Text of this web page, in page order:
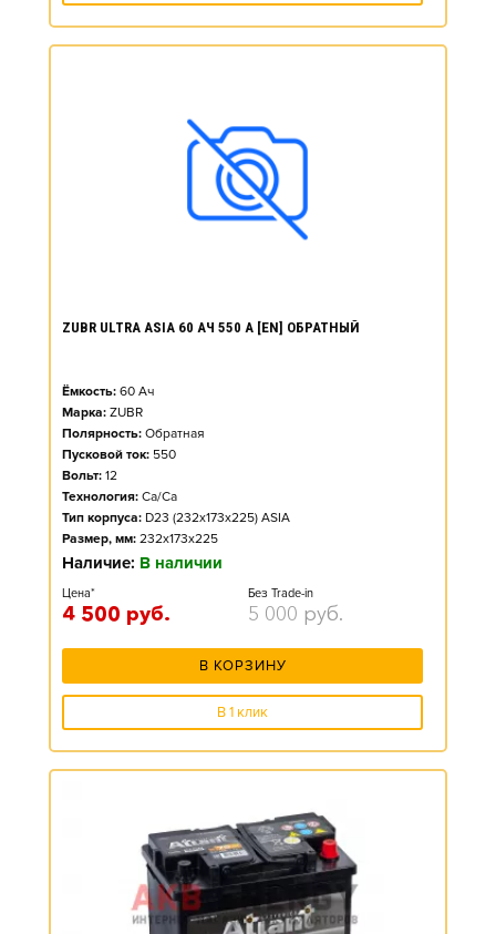
ZUBR ULTRA ASIA 60 АЧ 550 А [EN] ОБРАТНЫЙ
Ёмкость: 60 Ач
Марка: ZUBR
Полярность: Обратная
Пусковой ток: 550
Вольт: 12
Технология: Ca/Ca
Тип корпуса: D23 (232x173x225) ASIA
Размер, мм: 232x173x225
Наличие: В наличии
Цена*
4 500 руб.
Без Trade-in
5 000 руб.
В КОРЗИНУ
В 1 клик